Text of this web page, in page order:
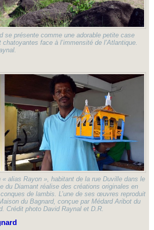
se présente comme une adorable petite case
face à l’immensité de l’Atlantique.
alias Rayon », habitant de la rue Duville dans le
du Diamant réalise des créations originales en
de lambis. L’une de ses œuvres reproduit
du Bagnard, conçue par Médard Aribot du
Crédit photo David Raynal et D.R.